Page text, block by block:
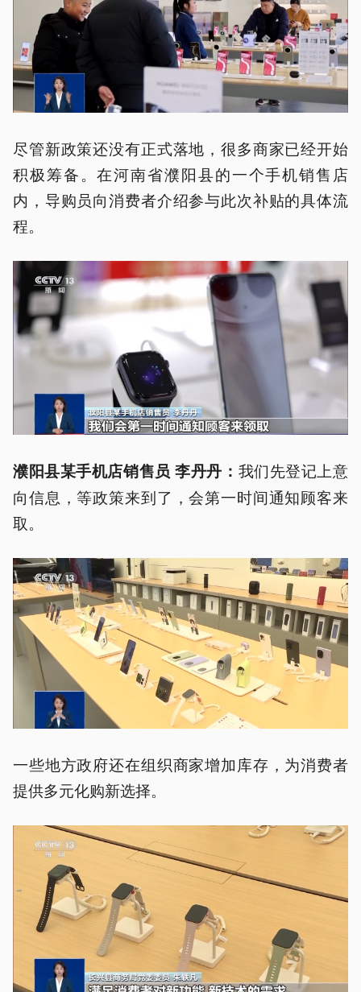
尽管新政策还没有正式落地，很多商家已经开始
积极筹备。在河南省濮阳县的一个手机销售店
内，导购员向消费者介绍参与此次补贴的具体流
程。
濮阳县某手机店销售员 李丹丹： 我们先登记上意
向信息，等政策来到了，会第一时间通知顾客来
取。
一些地方政府还在组织商家增加库存，为消费者
提供多元化购新选择。